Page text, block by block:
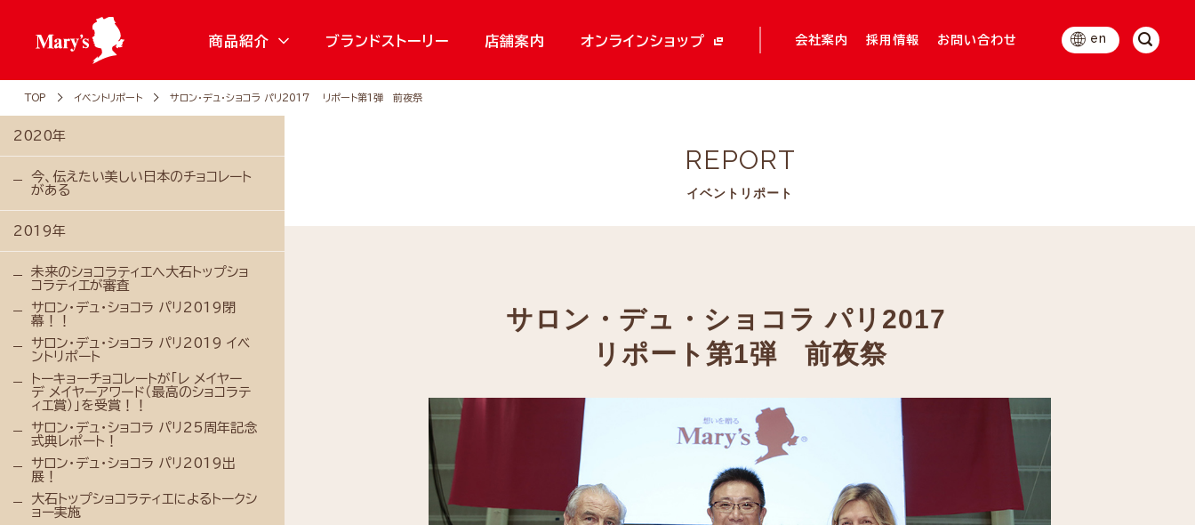
商品紹介 ブランドストーリー 店舗案内 オンラインショップ 会社案内 採用情報 お問い合わせ en
TOP イベントリポート サロン・デュ・ショコラ パリ2017 リポート第1弾 前夜祭
2020年
今、伝えたい美しい日本のチョコレート
がある
2019年
未来のショコラティエへ大石トップショ
コラティエが審査
サロン・デュ・ショコラ パリ2019閉
幕！！
サロン・デュ・ショコラ パリ2019 イベ
ントリポート
トーキョーチョコレートが「レ メイヤー
デ メイヤーアワード（最高のショコラテ
ィエ賞）」を受賞！！
サロン・デュ・ショコラ パリ25周年記念
式典レポート！
サロン・デュ・ショコラ パリ2019出
展！
大石トップショコラティエによるトークシ
ョー実施
REPORT
イベントリポート
サロン・デュ・ショコラ パリ2017
リポート第1弾 前夜祭